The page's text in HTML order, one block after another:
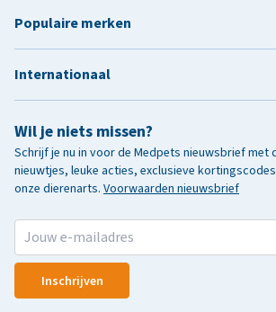
Wil je niets missen?
Schrijf je nu in voor de Medpets nieuwsbrief met
nieuwtjes, leuke acties, exclusieve
onze dierenarts. Voorwaarden nieuwsbrief
Inschrijven
Populaire merken
Internationaal